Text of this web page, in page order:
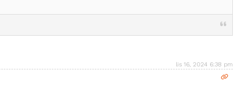
lis 16, 2024 6:38 pm